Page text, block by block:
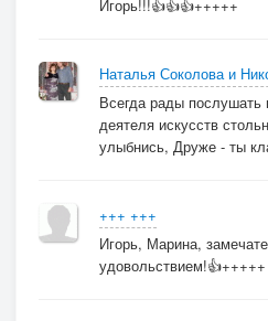
Игорь!!!👍👍👍+++++
Наталья Соколова и
Всегда рады послушать
деятеля искусств
улыбнись, Друже - ты
+++ +++
Игорь, Марина,
удовольствием!👍+++++